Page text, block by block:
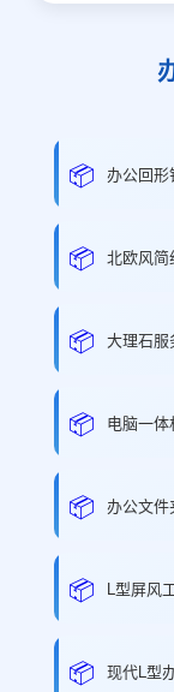
📦 办公回形
📦 北欧风简
📦 大理石服
📦 电脑一
📦 办公文件
📦 L型屏风
📦 现代L型